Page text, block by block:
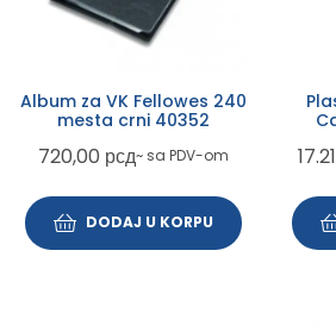
Album za VK Fellowes 240
mesta crni 40352
720,00 рсд~ sa PDV-om
DODAJ U KORPU